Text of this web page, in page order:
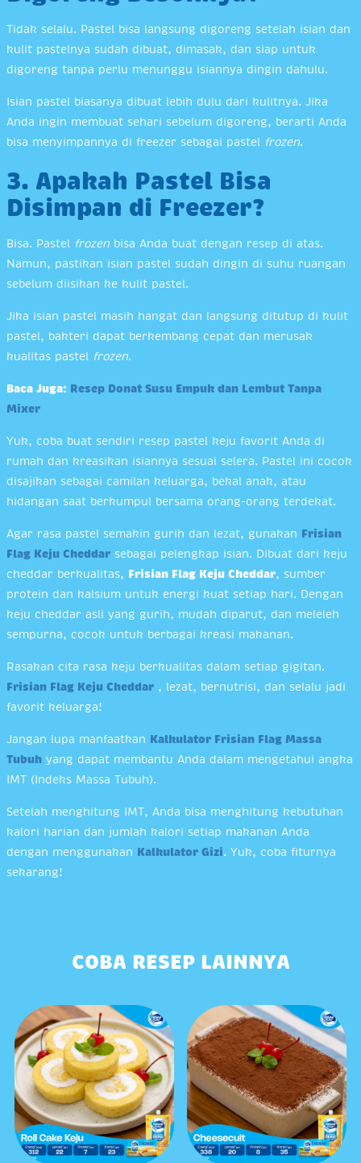
Tidak selalu. Pastel bisa langsung digoreng setelah isian dan
kulit pastelnya sudah dibuat, dimasak, dan siap untuk
digoreng tanpa perlu menunggu isiannya dingin dahulu.
Isian pastel biasanya dibuat lebih dulu dari kulitnya. Jika
Anda ingin membuat sehari sebelum digoreng, berarti Anda
bisa menyimpannya di freezer sebagai pastel
frozen.
3. Apakah Pastel Bisa
Disimpan di Freezer?
Bisa. Pastel frozen bisa Anda buat dengan resep di atas.
Namun, pastikan isian pastel sudah dingin di suhu ruangan
sebelum diisikan ke kulit pastel.
Jika isian pastel masih hangat dan langsung ditutup di kulit
pastel, bakteri dapat berkembang cepat dan merusak
kualitas pastel
frozen.
Baca Juga:
Resep Donat Susu Empuk dan Lembut Tanpa
Mixer
Yuk, coba buat sendiri resep pastel keju favorit Anda di
rumah dan kreasikan isiannya sesuai selera. Pastel ini cocok
disajikan sebagai camilan keluarga, bekal anak, atau
hidangan saat berkumpul bersama orang-orang terdekat.
Agar rasa pastel semakin gurih dan lezat, gunakan
Frisian
Flag Keju Cheddar sebagai pelengkap isian. Dibuat dari keju
cheddar berkualitas, Frisian Flag Keju Cheddar, sumber
protein dan kalsium untuk energi kuat setiap hari. Dengan
keju cheddar asli yang gurih, mudah diparut, dan meleleh
sempurna, cocok untuk berbagai kreasi makanan.
Rasakan cita rasa keju berkualitas dalam setiap gigitan.
Frisian Flag Keju Cheddar , lezat, bernutrisi, dan selalu jadi
favorit keluarga!
Jangan lupa manfaatkan
Kalkulator Frisian Flag Massa
Tubuh yang dapat membantu Anda dalam mengetahui angka
IMT (Indeks Massa Tubuh).
Setelah menghitung IMT, Anda bisa menghitung kebutuhan
kalori harian dan jumlah kalori setiap makanan Anda
dengan menggunakan
Kalkulator Gizi. Yuk, coba fiturnya
sekarang!
COBA RESEP LAINNYA